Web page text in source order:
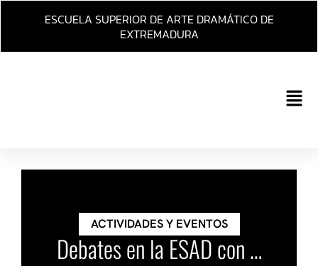
Ir
ESCUELA SUPERIOR DE ARTE DRAMÁTICO DE
EXTREMADURA
Main
ACTIVIDADES Y EVENTOS
Debates en la ESAD con …